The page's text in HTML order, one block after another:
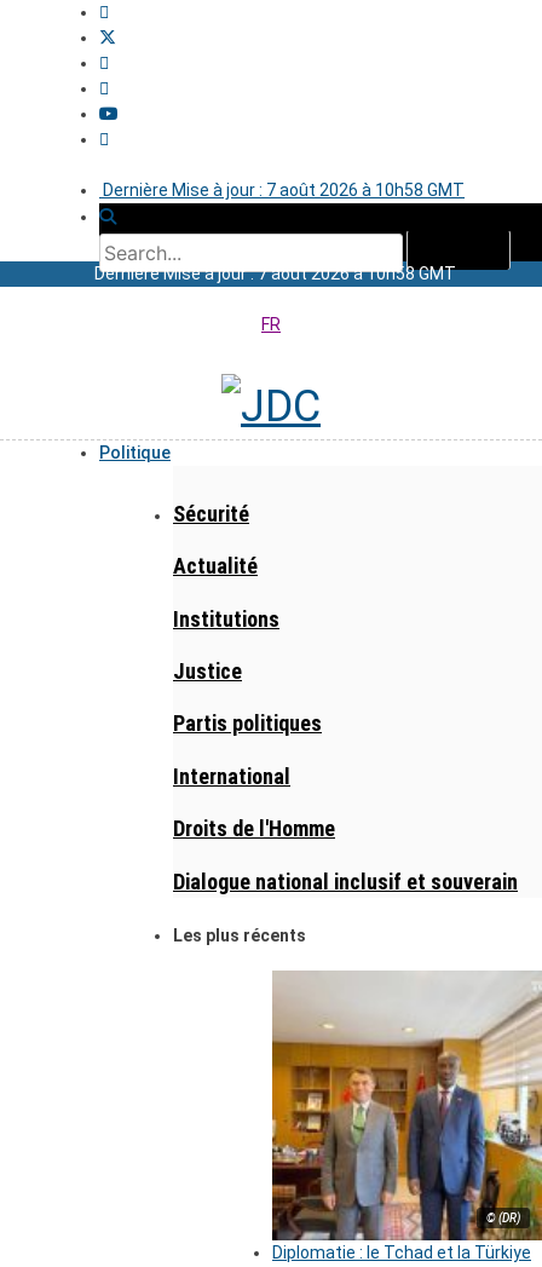
Dernière Mise à jour : 7 août 2026 à 10h58 GMT
Dernière Mise à jour : 7 août 2026 à 10h58 GMT
FR
Politique
Sécurité
Actualité
Institutions
Justice
Partis politiques
International
Droits de l'Homme
Dialogue national inclusif et souverain
Les plus récents
© (DR)
Diplomatie : le Tchad et la Türkiye